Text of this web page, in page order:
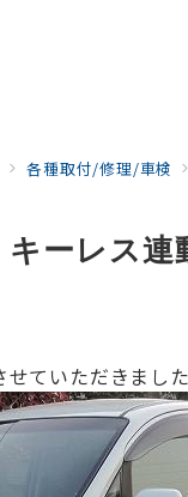
各種取付/修理/車検
ーレス連
せていただきまし